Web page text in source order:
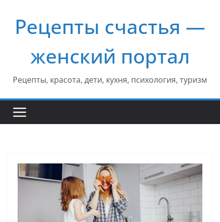
содержимому
Рецепты счастья —
женский портал
Рецепты, красота, дети, кухня, психология, туризм